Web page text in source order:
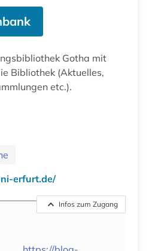
Gotha mit
Bibliothek (Aktuelles,
etc.).
erfurt.de/
Infos zum Zugang